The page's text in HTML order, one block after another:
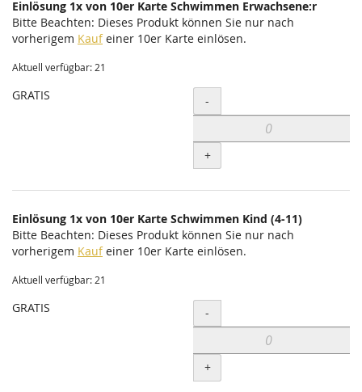
Einlösung 1x von 10er Karte Schwimmen Erwachsene:r
Bitte Beachten: Dieses Produkt können Sie nur nach
vorherigem Kaufeiner 10er Karte einlösen.
Aktuell verfügbar: 21
GRATIS Menge
-
+
Einlösung 1x von 10er Karte Schwimmen Kind (4-11)
Bitte Beachten: Dieses Produkt können Sie nur nach
vorherigem Kaufeiner 10er Karte einlösen.
Aktuell verfügbar: 21
GRATIS Menge
-
+